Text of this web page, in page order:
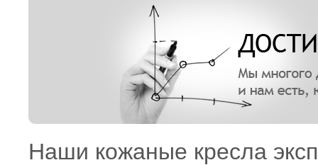
Наши кожаные кресла